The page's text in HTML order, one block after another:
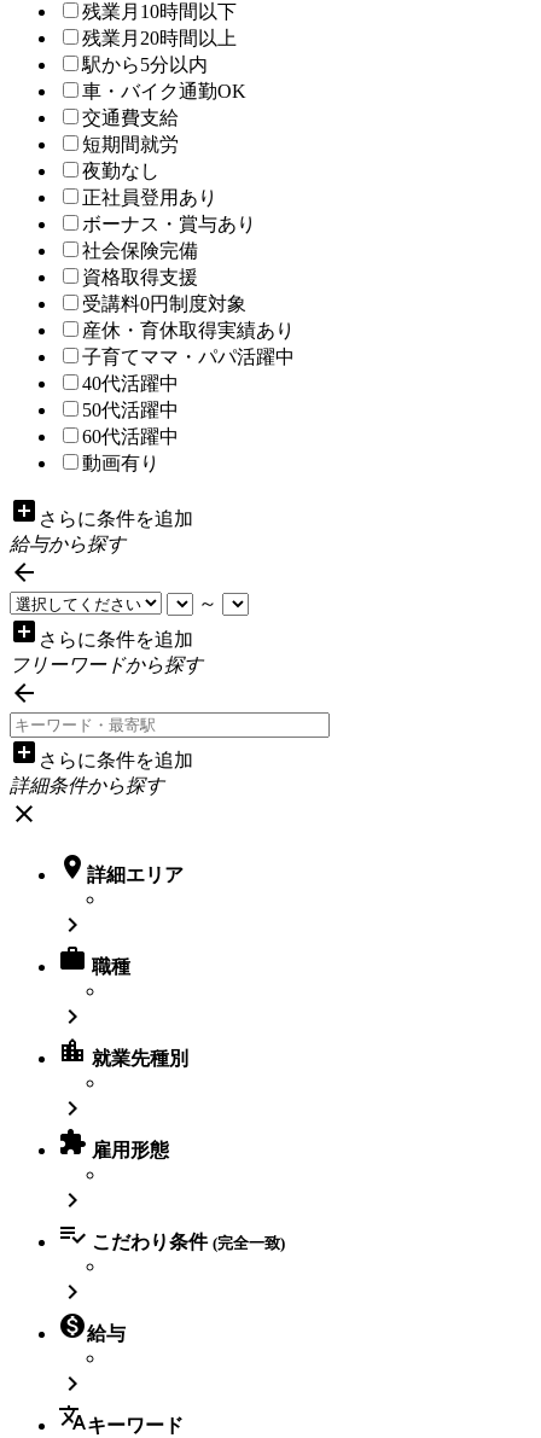
残業月10時間以下
残業月20時間以上
駅から5分以内
車・バイク通勤OK
交通費支給
短期間就労
夜勤なし
正社員登用あり
ボーナス・賞与あり
社会保険完備
資格取得支援
受講料0円制度対象
産休・育休取得実績あり
子育てママ・パパ活躍中
40代活躍中
50代活躍中
60代活躍中
動画有り
add_box さらに条件を追加
給与から探す

～
add_box さらに条件を追加
フリーワードから探す

add_box さらに条件を追加
詳細条件から探す
close
 詳細エリア

 職種

location_city 就業先種別

 雇用形態

 こだわり条件 (完全一致)

給与

translateキーワード